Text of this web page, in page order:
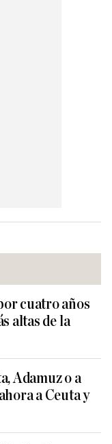
cuatro años
altas de la
Adamuz o a
a Ceuta y